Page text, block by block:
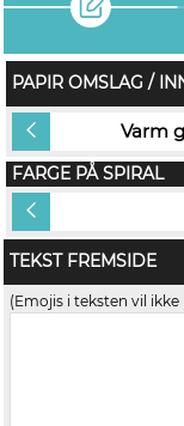
PAPIR OMSLAG /
Varm
FARGE PÅ SPIRAL
TEKST FREMSIDE
(Emojis i teksten vil